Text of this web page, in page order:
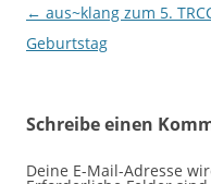
Beitragsnavigation
← aus~klang zum 5.
Geburtstag
Schreibe einen
Deine E-Mail-Adresse